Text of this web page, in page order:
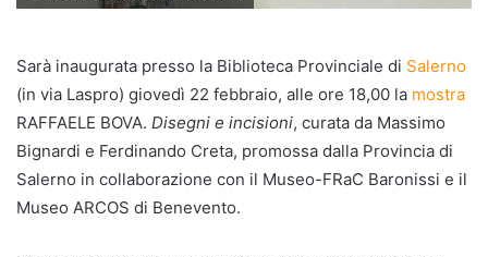
Sarà inaugurata presso la Biblioteca Provinciale di Salerno
(in via Laspro) giovedì 22 febbraio, alle ore 18,00 la mostra
RAFFAELE BOVA. Disegni e incisioni, curata da Massimo
Bignardi e Ferdinando Creta, promossa dalla Provincia di
Salerno in collaborazione con il Museo-FRaC Baronissi e il
Museo ARCOS di Benevento.